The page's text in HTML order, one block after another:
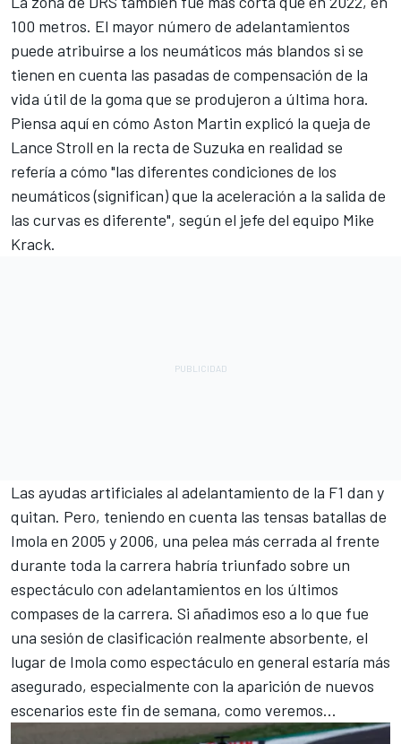
100 metros. El mayor número de adelantamientos
puede atribuirse a los neumáticos más blandos si se
tienen en cuenta las pasadas de compensación de la
vida útil de la goma que se produjeron a última hora.
Piensa aquí en cómo Aston Martin explicó la queja de
Lance Stroll en la recta de Suzuka en realidad se
refería a cómo "las diferentes condiciones de los
neumáticos (significan) que la aceleración a la salida de
las curvas es diferente", según el jefe del equipo Mike
Krack.
Las ayudas artificiales al adelantamiento de la F1 dan y
quitan. Pero, teniendo en cuenta las tensas batallas de
Imola en 2005 y 2006, una pelea más cerrada al frente
durante toda la carrera habría triunfado sobre un
espectáculo con adelantamientos en los últimos
compases de la carrera. Si añadimos eso a lo que fue
una sesión de clasificación realmente absorbente, el
lugar de Imola como espectáculo en general estaría más
asegurado, especialmente con la aparición de nuevos
escenarios este fin de semana, como veremos...